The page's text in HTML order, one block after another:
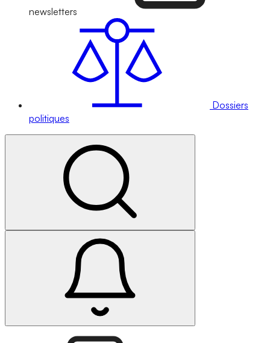
newsletters
Dossiers
politiques